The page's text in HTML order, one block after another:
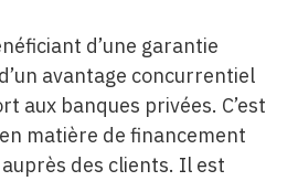
d’une garantie
avantage concurrentiel
aux banques privées. C’est
matière de financement
des clients. Il est